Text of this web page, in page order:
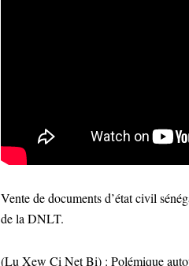
Vente de documents d’état civil
de la DNLT.
(Lu Xew Ci Net Bi) : Polémique